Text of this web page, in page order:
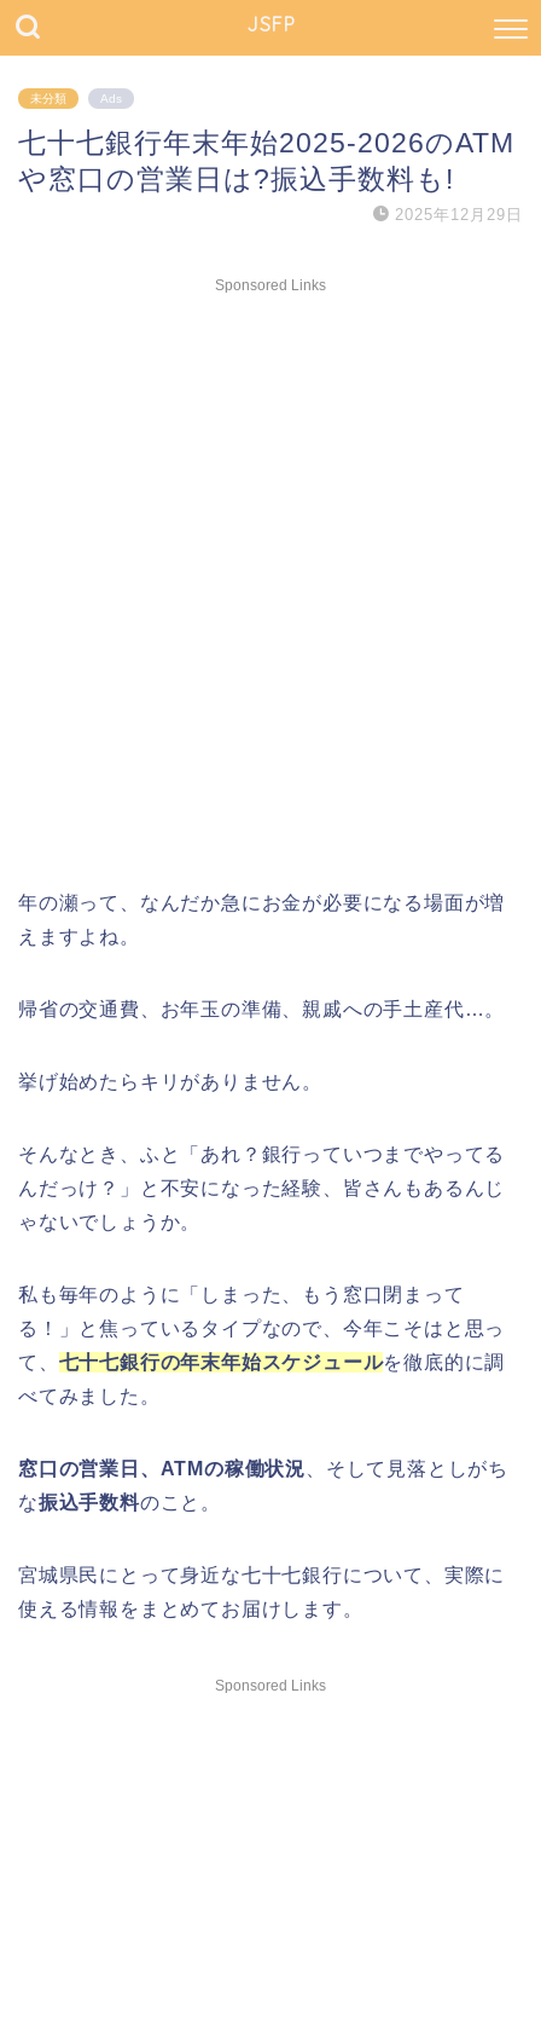
JSFP
未分類 Ads
七十七銀行年末年始2025-2026のATM
や窓口の営業日は?振込手数料も!
2025年12月29日
Sponsored Links
年の瀬って、なんだか急にお金が必要になる場面が増
えますよね。
帰省の交通費、お年玉の準備、親戚への手土産代…。
挙げ始めたらキリがありません。
そんなとき、ふと「あれ？銀行っていつまでやってる
んだっけ？」と不安になった経験、皆さんもあるんじ
ゃないでしょうか。
私も毎年のように「しまった、もう窓口閉まって
る！」と焦っているタイプなので、今年こそはと思っ
て、 七十七銀行の年末年始スケジュールを徹底的に調
べてみました。
窓口の営業日、ATMの稼働状況 、そして見落としがち
な振込手数料のこと。
宮城県民にとって身近な七十七銀行について、実際に
使える情報をまとめてお届けします。
Sponsored Links